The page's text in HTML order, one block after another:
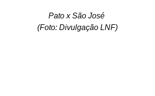
Pato x São José
(Foto: Divulgação LNF)